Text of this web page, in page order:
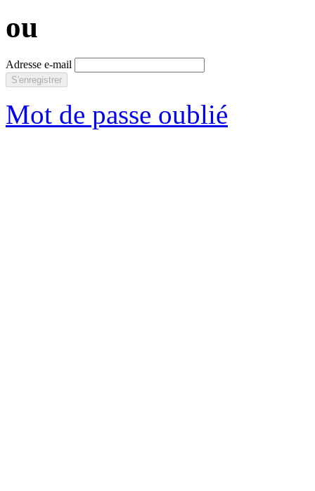
ou
Adresse e-mail
S'enregistrer
Mot de passe oublié